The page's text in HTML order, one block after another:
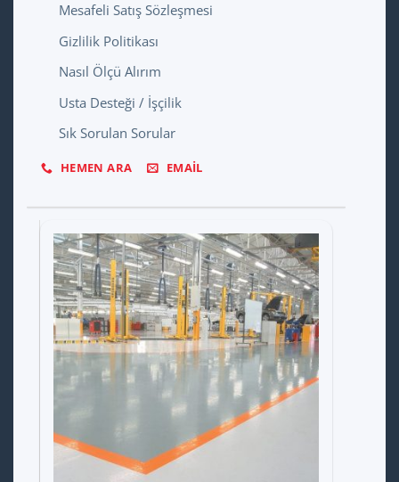
Mesafeli Satış Sözleşmesi
Gizlilik Politikası
Nasıl Ölçü Alırım
Usta Desteği / İşçilik
Sık Sorulan Sorular
HEMEN ARA EMAIL